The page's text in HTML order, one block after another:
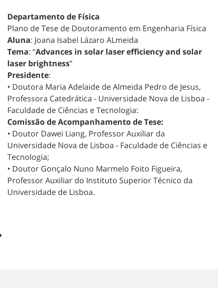
Departamento de Física
Plano de Tese de Doutoramento em Engenharia Física
Aluna: Joana Isabel Lázaro ALmeida
Tema: “Advances in solar laser efficiency and solar
laser brightness”
Presidente:
• Doutora Maria Adelaide de Almeida Pedro de Jesus,
Professora Catedrática - Universidade Nova de Lisboa -
Faculdade de Ciências e Tecnologia:
Comissão de Acompanhamento de Tese:
• Doutor Dawei Liang, Professor Auxiliar da
Universidade Nova de Lisboa - Faculdade de Ciências e
Tecnologia;
• Doutor Gonçalo Nuno Marmelo Foito Figueira,
Professor Auxiliar do Instituto Superior Técnico da
Universidade de Lisboa.